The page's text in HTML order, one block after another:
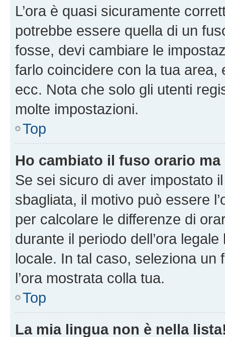
L’ora è quasi sicuramente
potrebbe essere quella di un
fosse, devi cambiare le
farlo coincidere con la tua area,
ecc. Nota che solo gli utenti
molte impostazioni.
Top
Ho cambiato il fuso orario ma
Se sei sicuro di aver impostato
sbagliata, il motivo può essere
per calcolare le differenze di
durante il periodo dell’ora
locale. In tal caso, seleziona
l’ora mostrata colla tua.
Top
La mia lingua non è nella